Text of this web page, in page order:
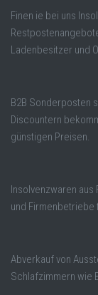
Finen ie bei uns
Ladenbesitzer und
B2B Sonderposten
Discountern
günstigen Preisen.
Insolvenzwaren aus
und Firmenbetriebe
Abverkauf von
Schlafzimmern wie